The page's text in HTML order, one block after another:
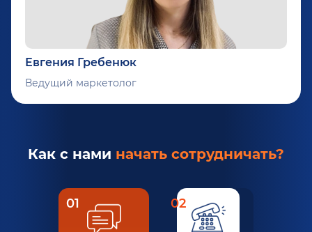
Евгения Гребенюк
Ведущий маркетолог
Как с нами начать сотрудничать?
01 02